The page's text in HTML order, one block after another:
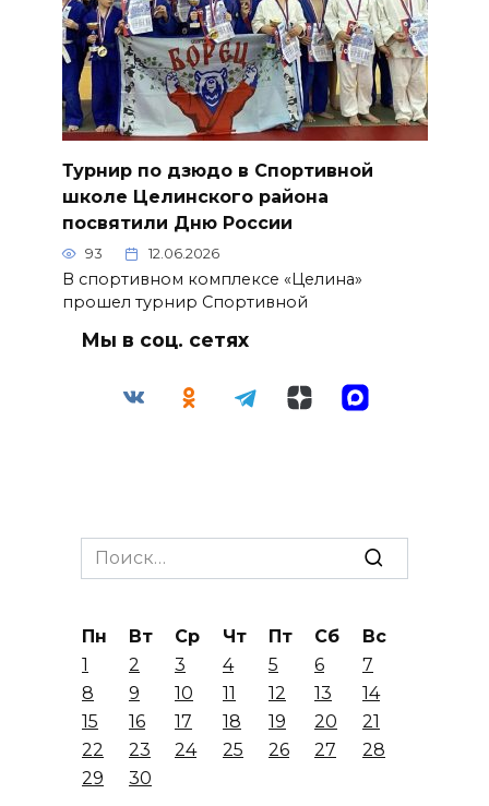
Турнир по дзюдо в Спортивной
школе Целинского района
посвятили Дню России
93 12.06.2026
В спортивном комплексе «Целина»
прошел турнир Спортивной
Мы в соц. сетях
Search
for:
Пн Вт Ср Чт Пт Сб
Вс
1
2 3 4 5 6
7
8
9 10 11 12 13
14
15
16 17 18 19 20
21
22
23 24 25 26 27
28
29
30